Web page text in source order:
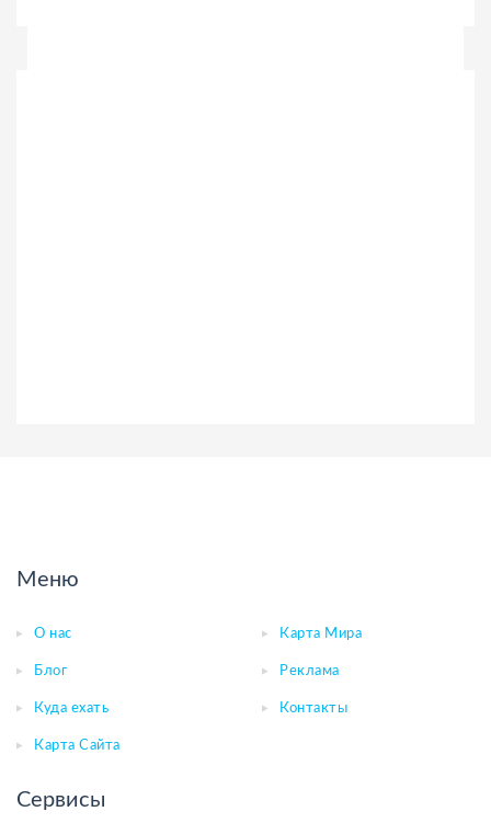
Меню
О нас Карта Мира
Блог Реклама
Куда ехать Контакты
Карта Сайта
Сервисы